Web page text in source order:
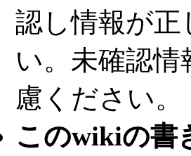
認し情報が
い。未確認
慮ください。
このwikiの書